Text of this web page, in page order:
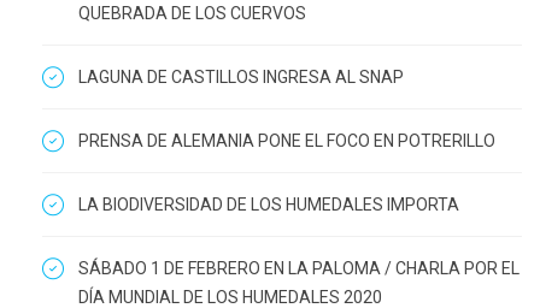
QUEBRADA DE LOS CUERVOS
LAGUNA DE CASTILLOS INGRESA AL SNAP
PRENSA DE ALEMANIA PONE EL FOCO EN POTRERILLO
LA BIODIVERSIDAD DE LOS HUMEDALES IMPORTA
SÁBADO 1 DE FEBRERO EN LA PALOMA / CHARLA POR EL
DÍA MUNDIAL DE LOS HUMEDALES 2020